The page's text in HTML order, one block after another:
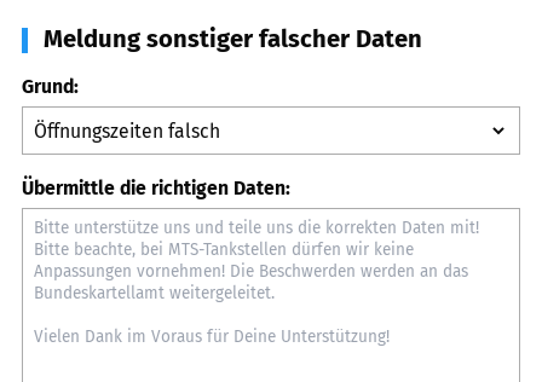
Meldung sonstiger falscher Daten
Grund:
Übermittle die richtigen Daten: